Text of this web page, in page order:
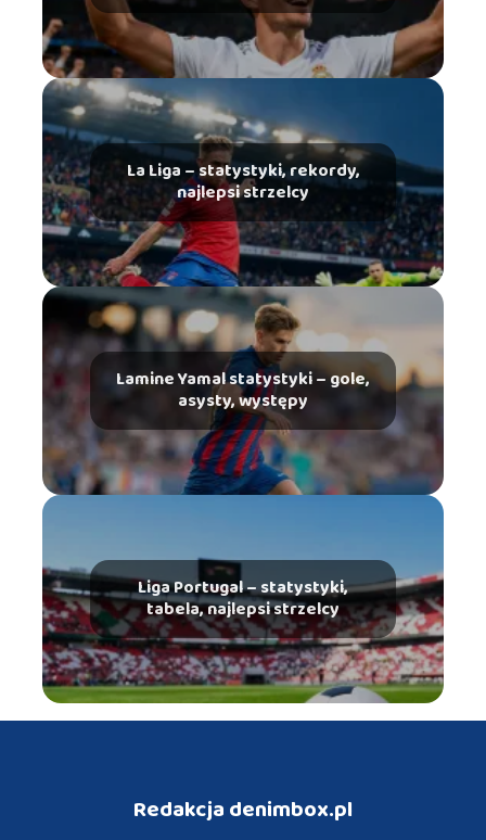
La Liga – statystyki, rekordy,
najlepsi strzelcy
Lamine Yamal statystyki – gole,
asysty, występy
Liga Portugal – statystyki,
tabela, najlepsi strzelcy
Redakcja denimbox.pl